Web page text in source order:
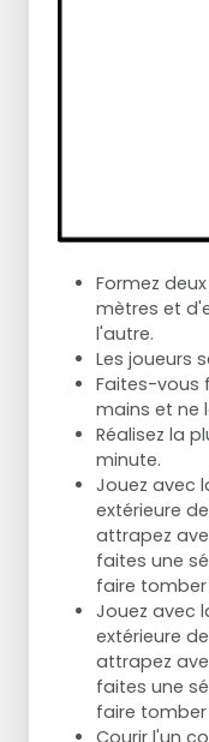
Formez
mètres et
l'autre.
Les joueurs
Faites-vous
mains et ne
Réalisez la
minute.
Jouez avec
extérieure
attrapez
faites une
faire tomber
Jouez avec
extérieure
attrapez
faites une
faire tomber
Courir l'un